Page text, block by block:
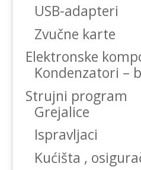
USB-adapteri
Zvučne karte
Elektronske
Kondenzatori –
Strujni program
Grejalice
Ispravljaci
Kućišta ,